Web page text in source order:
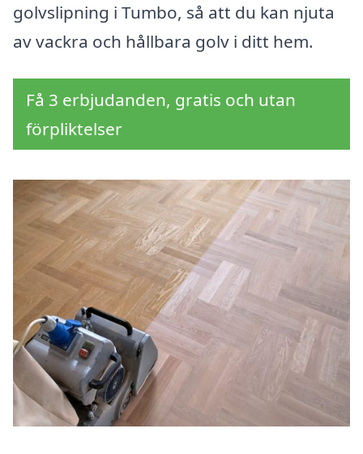
golvslipning i Tumbo, så att du kan njuta
av vackra och hållbara golv i ditt hem.
Få 3 erbjudanden, gratis och utan
förpliktelser